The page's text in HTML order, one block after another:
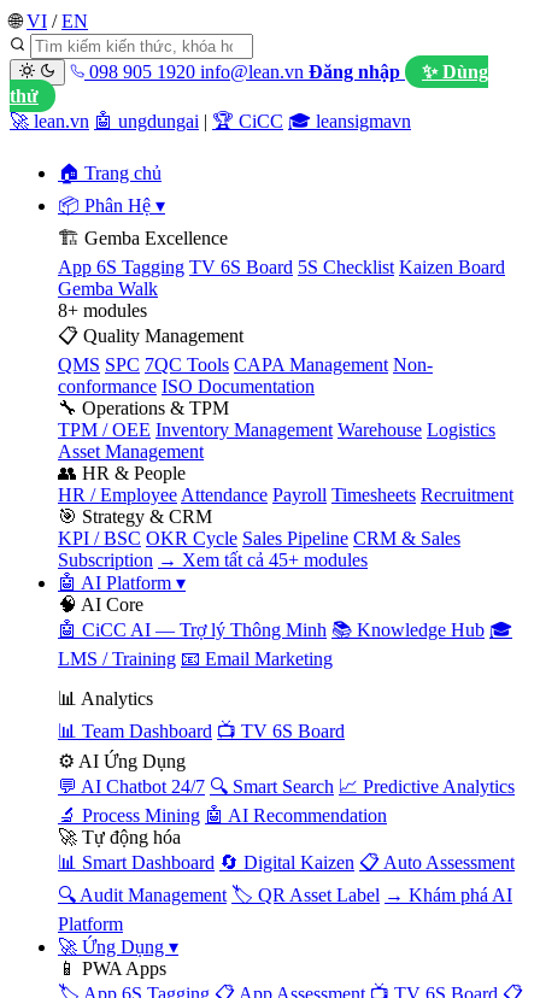
🌐 VI / EN
098 905 1920 info@lean.vn Đăng nhập
✨ Dùng
thử
🚀 lean.vn 🤖 ungdungai | 🏆 CiCC 🎓 leansigmavn
🏠 Trang chủ
📦 Phân Hệ ▾
🏗️ Gemba Excellence
App 6S Tagging TV 6S Board 5S Checklist Kaizen Board
Gemba Walk
8+ modules
📋 Quality Management
QMS SPC 7QC Tools CAPA Management Non-
conformance ISO Documentation
🔧 Operations & TPM
TPM / OEE Inventory Management Warehouse Logistics
Asset Management
👥 HR & People
HR / Employee Attendance Payroll Timesheets Recruitment
🎯 Strategy & CRM
KPI / BSC OKR Cycle Sales Pipeline CRM & Sales
Subscription → Xem tất cả 45+ modules
🤖 AI Platform ▾
🧠 AI Core
🤖 CiCC AI — Trợ lý Thông Minh 📚 Knowledge Hub 🎓
LMS / Training 📧 Email Marketing
📊 Analytics
📊 Team Dashboard 📺 TV 6S Board
⚙️ AI Ứng Dụng
💬 AI Chatbot 24/7 🔍 Smart Search 📈 Predictive Analytics
🔬 Process Mining 🤖 AI Recommendation
🚀 Tự động hóa
📊 Smart Dashboard 🔄 Digital Kaizen 📋 Auto Assessment
🔍 Audit Management 🏷️ QR Asset Label → Khám phá AI
Platform
🚀 Ứng Dụng ▾
📱 PWA Apps
🏷️ App 6S Tagging 📋 App Assessment 📺 TV 6S Board 📋